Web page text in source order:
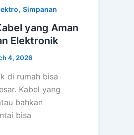
,Simpanan
yang Aman
Elektronik
4, 2026
di rumah bisa
Kabel yang
bahkan
bisa